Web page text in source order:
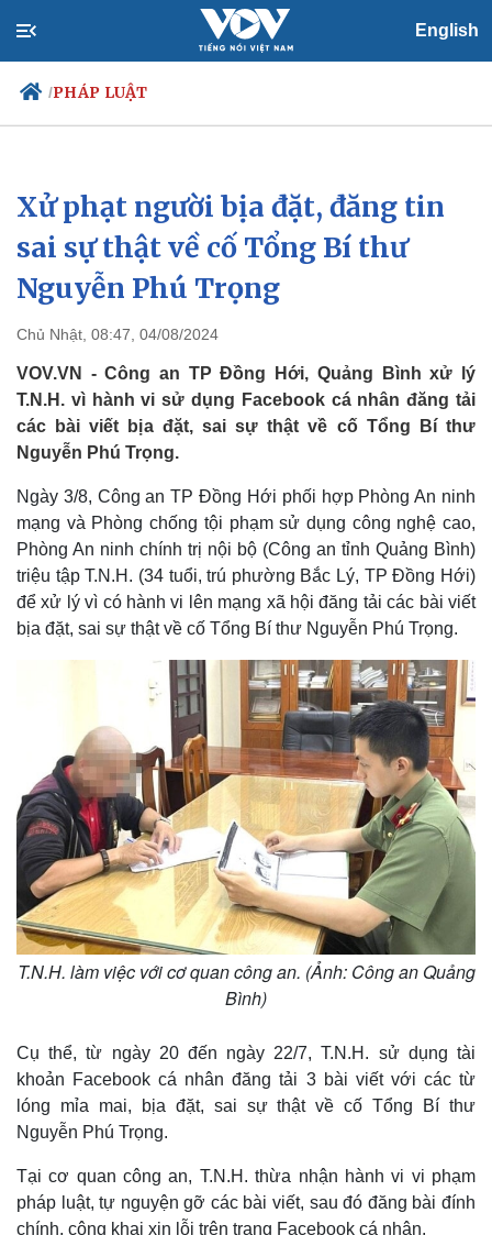
English
/PHÁP LUẬT
Chính trị
Đảng
Tổ chức nhân sự
Quốc hội
Nhận diện sự thật
Xã hội
Tin 24h
Dự báo thời tiết
Giáo dục
Dấu ấn VOV
Xử phạt người bịa đặt, đăng tin
sai sự thật về cố Tổng Bí thư
Nguyễn Phú Trọng
Chủ Nhật, 08:47, 04/08/2024
VOV.VN - Công an TP Đồng Hới, Quảng Bình xử lý
T.N.H. vì hành vi sử dụng Facebook cá nhân đăng tải
các bài viết bịa đặt, sai sự thật về cố Tổng Bí thư
Nguyễn Phú Trọng.
Ngày 3/8, Công an TP Đồng Hới phối hợp Phòng An ninh
mạng và Phòng chống tội phạm sử dụng công nghệ cao,
Phòng An ninh chính trị nội bộ (Công an tỉnh Quảng Bình)
triệu tập T.N.H. (34 tuổi, trú phường Bắc Lý, TP Đồng Hới)
để xử lý vì có hành vi lên mạng xã hội đăng tải các bài viết
bịa đặt, sai sự thật về cố Tổng Bí thư Nguyễn Phú Trọng.
T.N.H. làm việc với cơ quan công an. (Ảnh: Công an Quảng
Bình)
Cụ thể, từ ngày 20 đến ngày 22/7, T.N.H. sử dụng tài
khoản Facebook cá nhân đăng tải 3 bài viết với các từ
lóng mỉa mai, bịa đặt, sai sự thật về cố Tổng Bí thư
Nguyễn Phú Trọng.
Tại cơ quan công an, T.N.H. thừa nhận hành vi vi phạm
pháp luật, tự nguyện gỡ các bài viết, sau đó đăng bài đính
chính, công khai xin lỗi trên trang Facebook cá nhân.